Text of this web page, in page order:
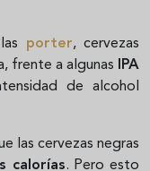
porter, cervezas
frente a algunas IPA
de alcohol
las cervezas negras
calorías. Pero esto